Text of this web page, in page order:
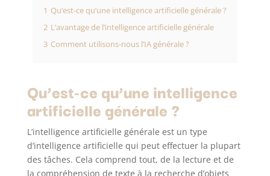
1 Qu’est-ce qu’une intelligence artificielle générale ?
2 L’avantage de l’intelligence artificielle générale
3 Comment utilisons-nous l’IA générale ?
Qu’est-ce qu’une intelligence
artificielle générale ?
L’intelligence artificielle générale est un type
d’intelligence artificielle qui peut effectuer la plupart
des tâches. Cela comprend tout, de la lecture et de
la compréhension de texte à la recherche d’objets